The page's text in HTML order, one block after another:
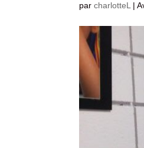
parcharlotteL |